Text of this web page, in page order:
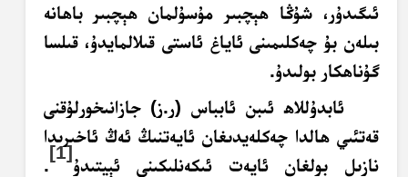
ئىگىدۇر، شۇڭا ھېچبىر مۇسۇلمان ھېچبىر باھانە
بىلەن بۇ چەكلىمىنى ئاياغ ئاستى قىلالمايدۇ، قىلسا
گۇناھكار بولىدۇ.
ئابدۇللاھ ئىبن ئابباس (ر.ز) جازانىخورلۇقنى
قەتئىي ھالدا چەكلەيدىغان ئايەتنىڭ ئەڭ ئاخىرىدا
نازىل بولغان ئايەت ئىكەنلىكىنى ئېيتىدۇ
[1]
.